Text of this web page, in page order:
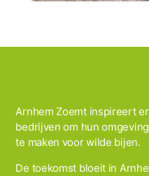
Arnhem Zoemt inspireert
bedrijven om hun
te maken voor wilde bijen.
De toekomst bloeit in